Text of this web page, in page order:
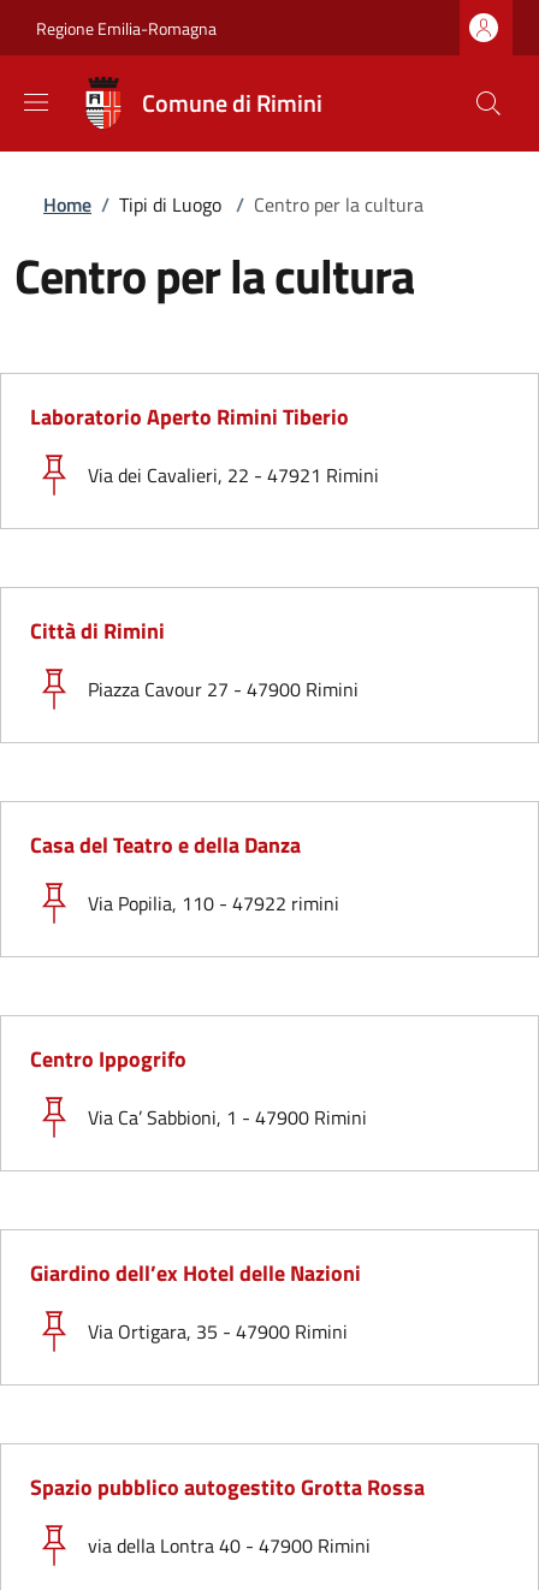
Regione Emilia-Romagna
Comune di Rimini
Briciole di pane
Home / Tipi di Luogo / Centro per la cultura
Centro per la cultura
Laboratorio Aperto Rimini Tiberio
Via dei Cavalieri, 22 - 47921 Rimini
Città di Rimini
Piazza Cavour 27 - 47900 Rimini
Casa del Teatro e della Danza
Via Popilia, 110 - 47922 rimini
Centro Ippogrifo
Via Ca’ Sabbioni, 1 - 47900 Rimini
Giardino dell’ex Hotel delle Nazioni
Via Ortigara, 35 - 47900 Rimini
Spazio pubblico autogestito Grotta Rossa
via della Lontra 40 - 47900 Rimini